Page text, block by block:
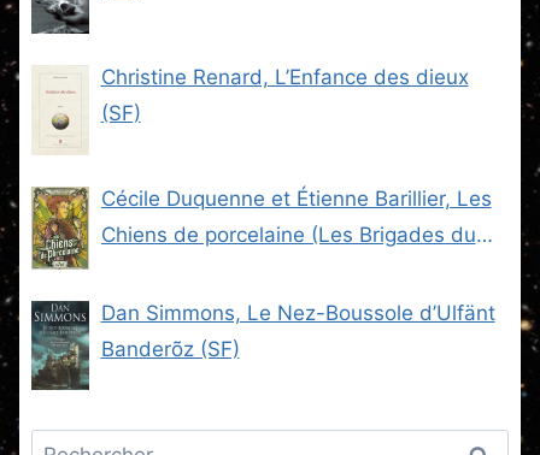
Christine Renard, L’Enfance des dieux
(SF)
Cécile Duquenne et Étienne Barillier, Les
Chiens de porcelaine (Les Brigades du
Dan Simmons, Le Nez-Boussole d’Ulfänt
Banderõz (SF)
Rechercher :